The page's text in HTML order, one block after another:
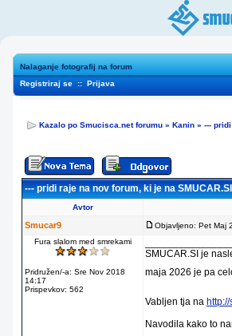
Nalaganje fotografij na forum
Registriraj se :: Prijava
Kazalo po Smucisca.net forumu » Kanin » ---
--- pridi raje na nov forum, ki je na
Avtor
Smucar9 Objavljeno: Pet Maj
Fura slalom med smrekami
Pridružen/-a: Sre Nov 2018
14:17
Prispevkov: 562
SMUCAR.SI je
maja 2026 je pa
Vabljen tja na
Navodila kako to